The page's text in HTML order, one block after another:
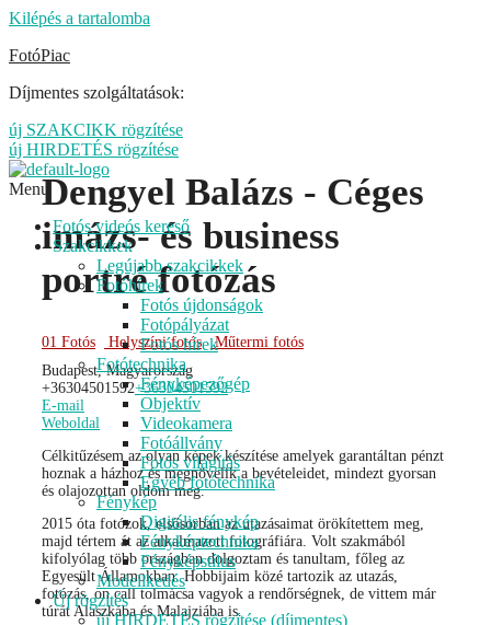
Kilépés a tartalomba
FotóPiac
Díjmentes szolgáltatások:
új SZAKCIKK rögzítése
új HIRDETÉS rögzítése
Menu
Fotós videós kereső
Szakcikkek
Legújabb szakcikkek
Fotóhírek
Fotós újdonságok
Fotópályázat
Fotós hírek
Fotótechnika
Fényképezőgép
Objektív
Videokamera
Fotóállvány
Fotós világítás
Egyéb fotótechnika
Fénykép
Digitális fénykép
Fényképtechnika
Fényképstílus
Modellkedés
Új rögzítés
új HIRDETÉS rögzítése (díjmentes)
Dengyel Balázs - Céges
imázs- és business
portré fotózás
01 Fotós Helyszíni fotós Műtermi fotós
Budapest, Magyarország
+36304501592+36304501592
E-mail
Weboldal
Célkitűzésem az olyan képek készítése amelyek garantáltan pénzt
hoznak a házhoz és megnövelik a bevételeidet, mindezt gyorsan
és olajozottan oldom meg.
2015 óta fotózok, elsősorban az utazásaimat örökítettem meg,
majd tértem át az alkalmazott fotográfiára. Volt szakmából
kifolyólag több országban dolgoztam és tanultam, főleg az
Egyesült Államokban. Hobbijaim közé tartozik az utazás,
fotózás, on call tolmácsa vagyok a rendőrségnek, de vittem már
túrát Alaszkába és Malajziába is.